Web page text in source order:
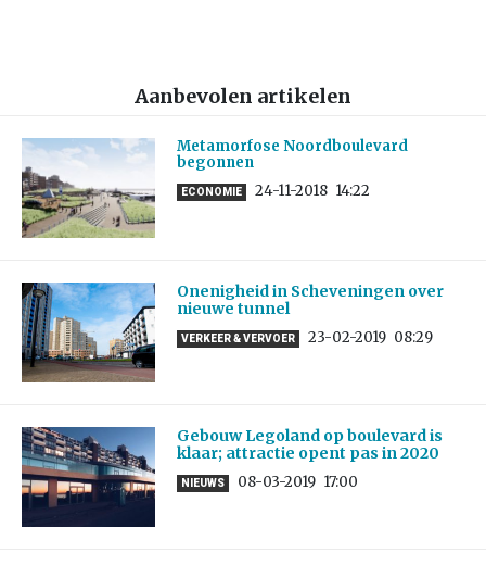
Aanbevolen artikelen
Metamorfose Noordboulevard
begonnen
ECONOMIE 24-11-2018 14:22
Onenigheid in Scheveningen over
nieuwe tunnel
VERKEER & VERVOER 23-02-2019 08:29
Gebouw Legoland op boulevard is
klaar; attractie opent pas in 2020
NIEUWS 08-03-2019 17:00